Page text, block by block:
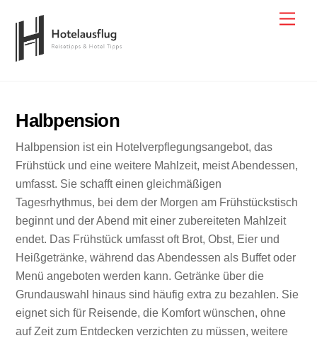
content
Halbpension
Halbpension ist ein Hotelverpflegungsangebot, das
Frühstück und eine weitere Mahlzeit, meist Abendessen,
umfasst. Sie schafft einen gleichmäßigen
Tagesrhythmus, bei dem der Morgen am Frühstückstisch
beginnt und der Abend mit einer zubereiteten Mahlzeit
endet. Das Frühstück umfasst oft Brot, Obst, Eier und
Heißgetränke, während das Abendessen als Buffet oder
Menü angeboten werden kann. Getränke über die
Grundauswahl hinaus sind häufig extra zu bezahlen. Sie
eignet sich für Reisende, die Komfort wünschen, ohne
auf Zeit zum Entdecken verzichten zu müssen, weitere